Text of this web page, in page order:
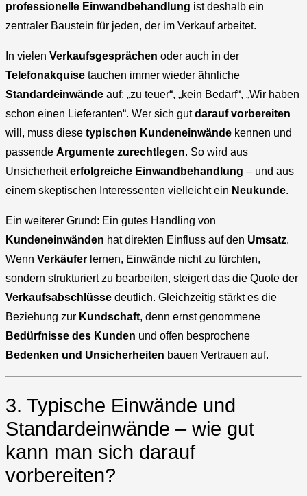
professionelle Einwandbehandlung ist deshalb ein
zentraler Baustein für jeden, der im Verkauf arbeitet.
In vielen Verkaufsgesprächen oder auch in der
Telefonakquise tauchen immer wieder ähnliche
Standardeinwände auf: „zu teuer“, „kein Bedarf“, „Wir haben
schon einen Lieferanten“. Wer sich gutdarauf vorbereiten
will, muss diese typischen Kundeneinwände kennen und
passende Argumente zurechtlegen. So wird aus
Unsicherheiterfolgreiche Einwandbehandlung – und aus
einem skeptischen Interessenten vielleicht ein Neukunde.
Ein weiterer Grund: Ein gutes Handling von
Kundeneinwänden hat direkten Einfluss auf den Umsatz.
Wenn Verkäufer lernen, Einwände nicht zu fürchten,
sondern strukturiert zu bearbeiten, steigert das die Quote der
Verkaufsabschlüsse deutlich. Gleichzeitig stärkt es die
Beziehung zur Kundschaft, denn ernst genommene
Bedürfnisse des Kunden und offen besprochene
Bedenken und Unsicherheiten bauen Vertrauen auf.
3. Typische Einwände und
Standardeinwände – wie gut
kann man sich darauf
vorbereiten?